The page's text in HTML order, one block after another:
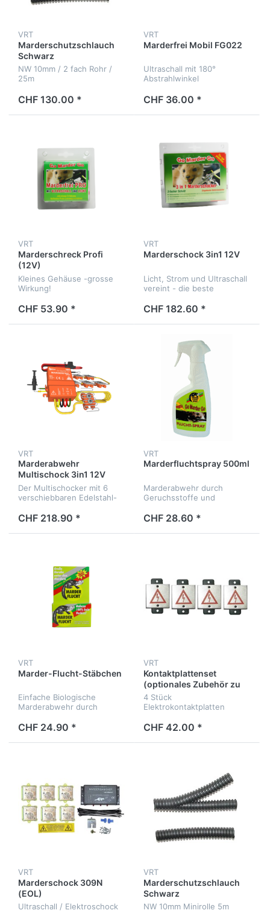
VRT
Marderschutzschlauch
Schwarz
NW 10mm / 2 fach Rohr /
25m
CHF 130.00 *
VRT
Marderfrei Mobil FG022
Ultraschall mit 180°
Abstrahlwinkel
CHF 36.00 *
VRT
Marderschreck Profi
(12V)
Kleines Gehäuse -grosse
Wirkung!
CHF 53.90 *
VRT
Marderschock 3in1 12V
Licht, Strom und Ultraschall
vereint - die beste
CHF 182.60 *
VRT
Marderabwehr
Multischock 3in1 12V
Der Multischocker mit 6
verschiebbaren Edelstahl-
- die absolute Profivariante
Marderabwehrgeräten.
CHF 218.90 *
VRT
Marderfluchtspray 500ml
Marderabwehr durch
Geruchsstoffe und
CHF 28.60 *
VRT
Marder-Flucht-Stäbchen
Einfache Biologische
Marderabwehr durch
CHF 24.90 *
VRT
Kontaktplattenset
(optionales Zubehör zu
M4500)
4 Stück
Elektrokontaktplatten
CHF 42.00 *
VRT
Marderschock 309N
(EOL)
Ultraschall / Elektroschock
VRT
Marderschutzschlauch
Schwarz
NW 10mm Minirolle 5m